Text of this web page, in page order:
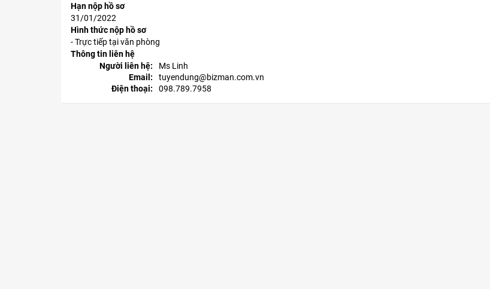
Hạn nộp hồ sơ
31/01/2022
Hình thức nộp hồ sơ
- Trực tiếp tại văn phòng
Thông tin liên hệ
Người liên hệ:
Ms Linh
Email:
tuyendung@bizman.com.vn
Điện thoại:
098.789.7958